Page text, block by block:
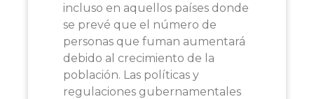
incluso en aquellos países donde
se prevé que el número de
personas que fuman aumentará
debido al crecimiento de la
población. Las políticas y
regulaciones gubernamentales